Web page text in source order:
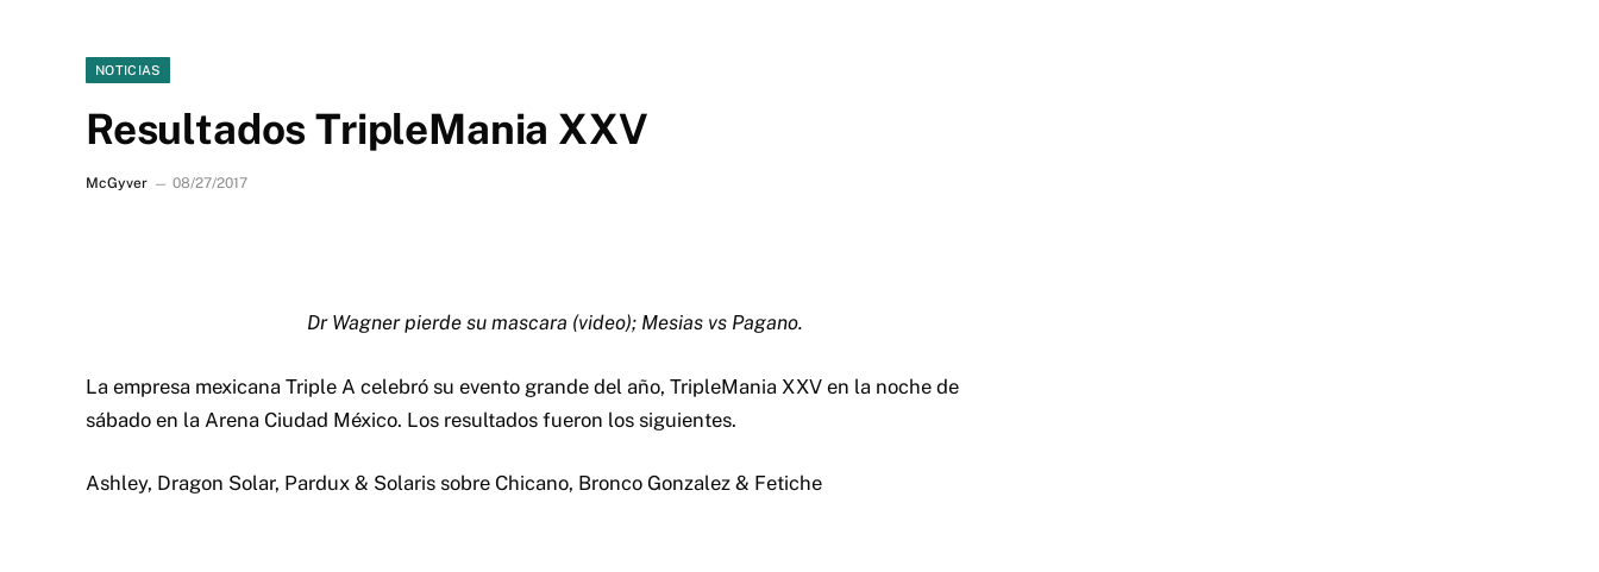
NOTICIAS
Resultados TripleMania XXV
McGyver 08/27/2017
Dr Wagner pierde su mascara (video); Mesias vs Pagano.
La empresa mexicana Triple A celebró su evento grande del año, TripleMania XXV en la noche de
sábado en la Arena Ciudad México. Los resultados fueron los siguientes.
Ashley, Dragon Solar, Pardux & Solaris sobre Chicano, Bronco Gonzalez & Fetiche